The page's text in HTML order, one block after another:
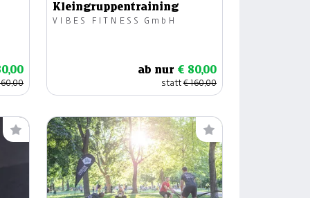
Kleingruppentraining
VIBES FITNESS GmbH
ab nur € 80,00
statt€ 160,00